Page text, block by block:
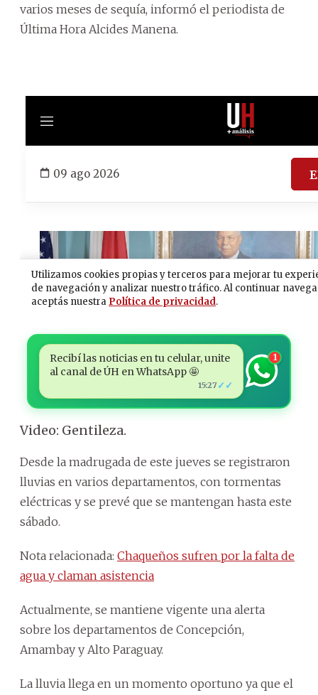
varios meses de sequía, informó el periodista de
Última Hora Alcides Manena.
Recibí las noticias en tu celular, unite
al canal de ÚH en WhatsApp 🤩
15:27 ✓✓
1
Video: Gentileza.
Desde la madrugada de este jueves se registraron
lluvias en varios departamentos, con tormentas
eléctricas y se prevé que se mantengan hasta este
sábado.
Nota relacionada: Chaqueños sufren por la falta de
agua y claman asistencia
Actualmente, se mantiene vigente una alerta
sobre los departamentos de Concepción,
Amambay y Alto Paraguay.
La lluvia llega en un momento oportuno ya que el